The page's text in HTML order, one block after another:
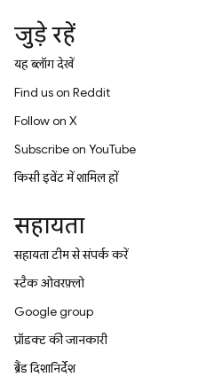
जुड़े रहें
यह ब्लॉग देखें
Find us on Reddit
Follow on X
Subscribe on YouTube
किसी इवेंट में शामिल हों
सहायता
सहायता टीम से संपर्क करें
स्टैक ओवरफ़्लो
Google group
प्रॉडक्ट की जानकारी
ब्रैंड दिशानिर्देश